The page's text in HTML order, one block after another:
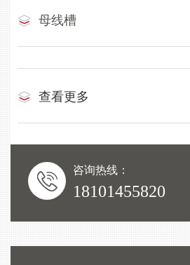
母线槽
查看更多
咨询热线：
18101455820